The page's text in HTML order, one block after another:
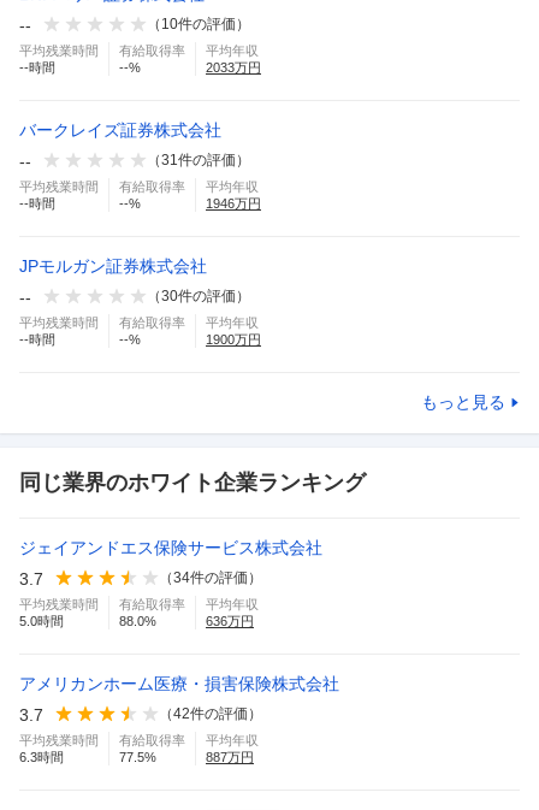
--
（ 10件の評価）
平均残業時間
--時間
有給取得率
--%
平均年収
2033万円
バークレイズ証券株式会社
--
（31件の評価）
平均残業時間
--時間
有給取得率
--%
平均年収
1946万円
JPモルガン証券株式会社
--
（30件の評価）
平均残業時間
--時間
有給取得率
--%
平均年収
1900万円
もっと見る
同じ業界のホワイト企業ランキング
ジェイアンドエス保険サービス株式会社
3.7
（34件の評価）
平均残業時間
5.0時間
有給取得率
88.0%
平均年収
636万円
アメリカンホーム医療・損害保険株式会社
3.7
（42件の評価）
平均残業時間
6.3時間
有給取得率
77.5%
平均年収
887万円